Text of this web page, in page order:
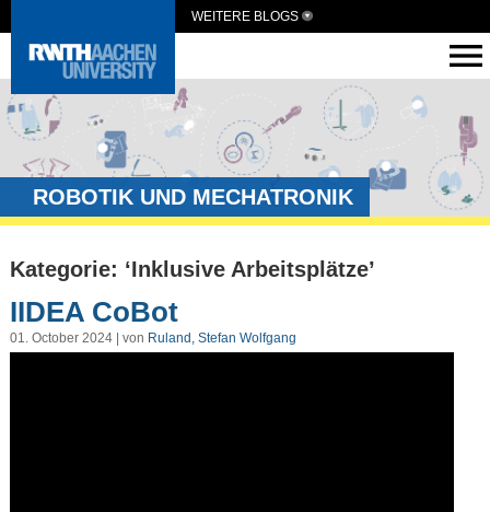
WEITERE BLOGS
ROBOTIK UND MECHATRONIK
Kategorie: ‘Inklusive Arbeitsplätze’
IIDEA CoBot
01. October 2024 | von Ruland, Stefan Wolfgang